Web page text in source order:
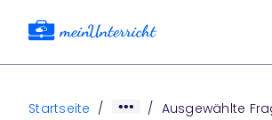
Startseite / / Ausgewählte